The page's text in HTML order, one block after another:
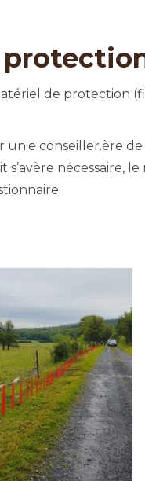
de protection
conseiller.ère
nécessaire, le